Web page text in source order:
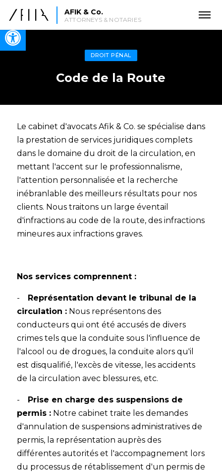
Open toolbar
AFIK & Co.
ATTORNEYS & NOTARIES
DROIT PÉNAL
Code de la Route
Le cabinet d'avocats Afik & Co. se spécialise dans
la prestation de services juridiques complets
dans le domaine du droit de la circulation, en
mettant l'accent sur le professionnalisme,
l'attention personnalisée et la recherche
inébranlable des meilleurs résultats pour nos
clients. Nous traitons un large éventail
d'infractions au code de la route, des infractions
mineures aux infractions graves.
Nos services comprennent :
- Représentation devant le tribunal de la
circulation :Nous représentons des
conducteurs qui ont été accusés de divers
crimes tels que la conduite sous l'influence de
l'alcool ou de drogues, la conduite alors qu'il
est disqualifié, l'excès de vitesse, les accidents
de la circulation avec blessures, etc.
- Prise en charge des suspensions de
permis :Notre cabinet traite les demandes
d'annulation de suspensions administratives de
permis, la représentation auprès des
différentes autorités et l'accompagnement lors
du processus de rétablissement d'un permis de